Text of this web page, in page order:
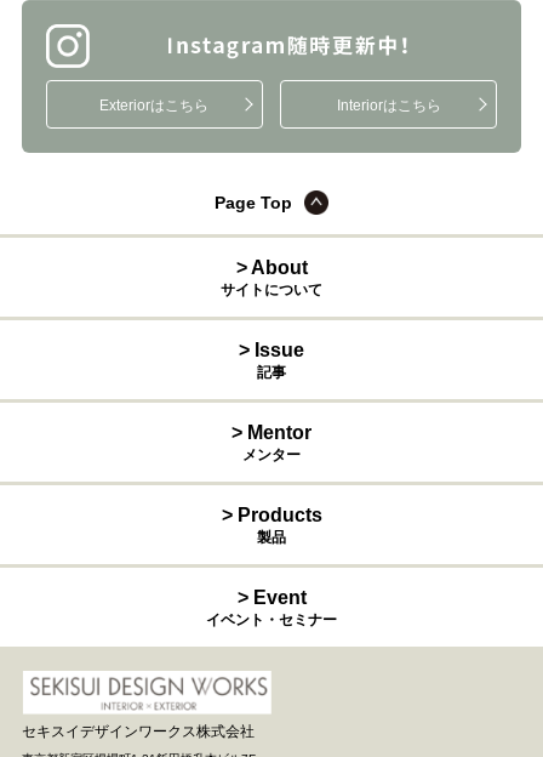
Exteriorはこちら Interiorはこちら
Page Top
> About
サイトについて
> Issue
記事
> Mentor
メンター
> Products
製品
> Event
イベント・セミナー
セキスイデザインワークス株式会社